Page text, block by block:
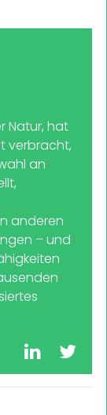
Natur, hat
verbracht,
an
anderen
– und